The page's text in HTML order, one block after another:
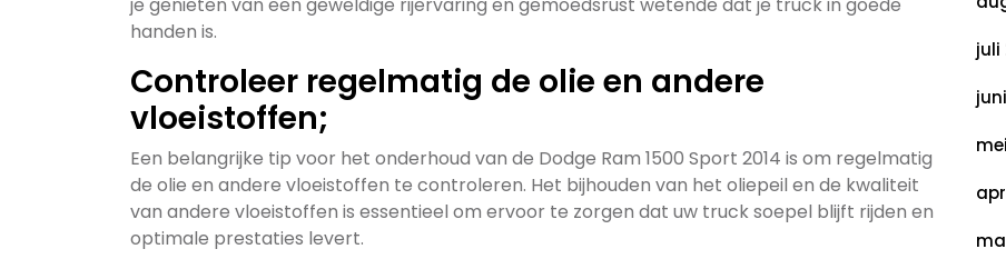
handen is.
Controleer regelmatig de olie en andere
vloeistoffen;
Een belangrijke tip voor het onderhoud van de Dodge Ram 1500 Sport 2014 is om regelmatig
de olie en andere vloeistoffen te controleren. Het bijhouden van het oliepeil en de kwaliteit
van andere vloeistoffen is essentieel om ervoor te zorgen dat uw truck soepel blijft rijden en
optimale prestaties levert.
juli